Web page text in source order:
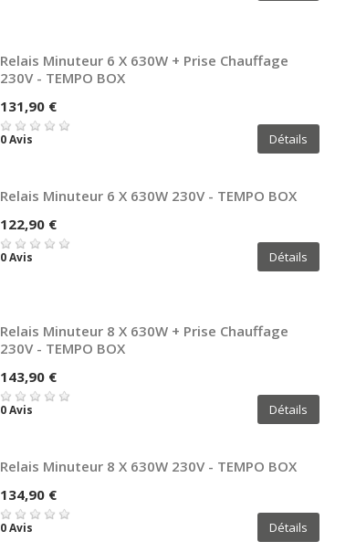
Relais Minuteur 6 X 630W + Prise Chauffage
230V - TEMPO BOX
131,90 €
0 Avis Détails
Relais Minuteur 6 X 630W 230V - TEMPO BOX
122,90 €
0 Avis Détails
Relais Minuteur 8 X 630W + Prise Chauffage
230V - TEMPO BOX
143,90 €
0 Avis Détails
Relais Minuteur 8 X 630W 230V - TEMPO BOX
134,90 €
0 Avis Détails